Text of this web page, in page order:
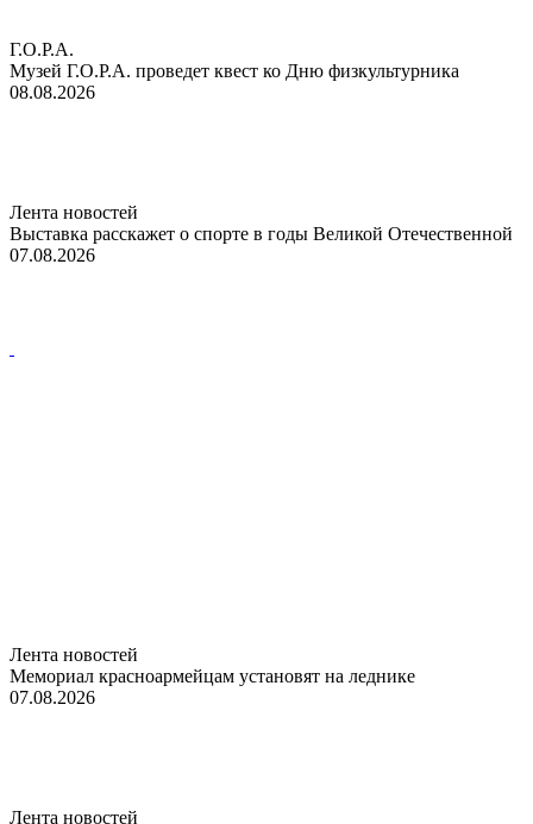
Г.О.Р.А.
Музей Г.О.Р.А. проведет квест ко Дню физкультурника
08.08.2026
Лента новостей
Выставка расскажет о спорте в годы Великой Отечественной
07.08.2026
Лента новостей
Мемориал красноармейцам установят на леднике
07.08.2026
Лента новостей